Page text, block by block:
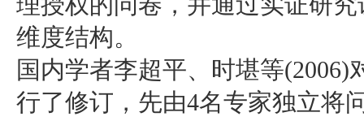
维度结构。
国内学者李超平、时堪等(2006)
行了修订，先由4名专家独立将